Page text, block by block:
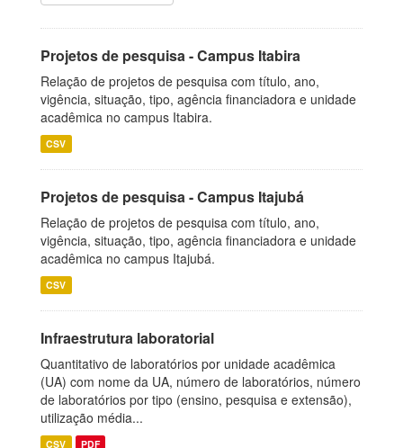
Projetos de pesquisa - Campus Itabira
Relação de projetos de pesquisa com título, ano,
vigência, situação, tipo, agência financiadora e unidade
acadêmica no campus Itabira.
CSV
Projetos de pesquisa - Campus Itajubá
Relação de projetos de pesquisa com título, ano,
vigência, situação, tipo, agência financiadora e unidade
acadêmica no campus Itajubá.
CSV
Infraestrutura laboratorial
Quantitativo de laboratórios por unidade acadêmica
(UA) com nome da UA, número de laboratórios, número
de laboratórios por tipo (ensino, pesquisa e extensão),
utilização média...
CSV PDF